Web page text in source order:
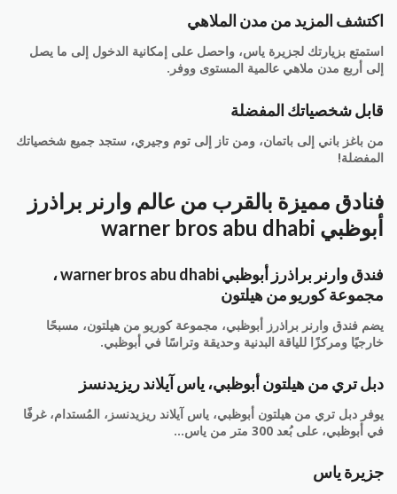
اكتشف المزيد من مدن الملاهي
استمتع بزيارتك لجزيرة ياس، واحصل على إمكانية الدخول إلى ما يصل
إلى أربع مدن ملاهي عالمية المستوى ووفر.
قابل شخصياتك المفضلة
من باغز باني إلى باتمان، ومن تاز إلى توم وجيري، ستجد جميع شخصياتك
المفضلة!
فنادق مميزة بالقرب من عالم وارنر براذرز
أبوظبي warner bros abu dhabi
فندق وارنر براذرز أبوظبي warner bros abu dhabi ،
مجموعة كوريو من هيلتون
يضم فندق وارنر براذرز أبوظبي، مجموعة كوريو من هيلتون، مسبحًا
خارجيًا ومركزًا للياقة البدنية وحديقة وتراسًا في أبوظبي.
دبل تري من هيلتون أبوظبي، ياس آيلاند ريزيدنسز
يوفر دبل تري من هيلتون أبوظبي، ياس آيلاند ريزيدنسز، المُستدام، غرفًا
في أبوظبي، على بُعد 300 متر من ياس…
جزيرة ياس